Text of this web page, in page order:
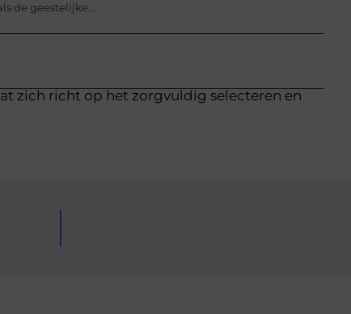
de geestelijke...
zich richt op het zorgvuldig selecteren en